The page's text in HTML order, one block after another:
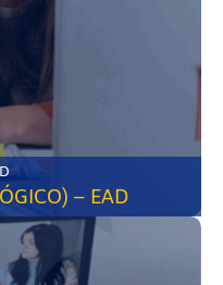
EAD
– EAD